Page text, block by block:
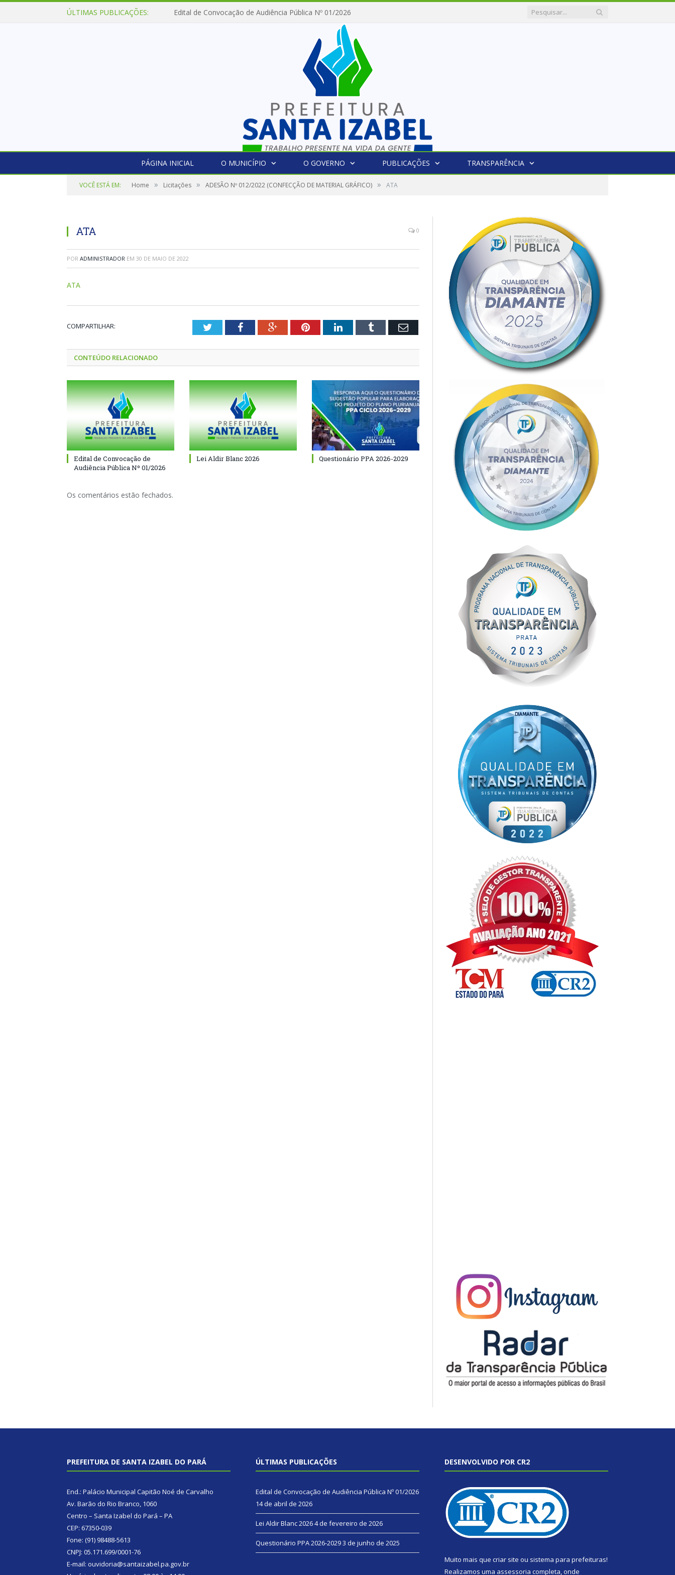
ÚLTIMAS PUBLICAÇÕES: Edital de Convocação de Audiência Pública Nº 01/2026
PÁGINA INICIAL O MUNICÍPIO O GOVERNO PUBLICAÇÕES TRANSPARÊNCIA
VOCÊ ESTÁ EM: Home » Licitações » ADESÃO Nº 012/2022 (CONFECÇÃO DE MATERIAL GRÁFICO) » ATA
ATA 0
POR ADMINISTRADOR EM 30 DE MAIO DE 2022
ATA
COMPARTILHAR: TwitterFacebookGoogle+PinterestLinkedInTumblr Email
CONTEÚDO RELACIONADO
Edital de Convocação de
Audiência Pública Nº 01/2026
Lei Aldir Blanc 2026 Questionário PPA 2026-2029
Os comentários estão fechados.
PREFEITURA DE SANTA IZABEL DO PARÁ
End.: Palácio Municipal Capitão Noé de Carvalho
Av. Barão do Rio Branco, 1060
Centro – Santa Izabel do Pará – PA
CEP: 67350-039
Fone: (91) 98488-5613
CNPJ: 05.171.699/0001-76
E-mail: ouvidoria@santaizabel.pa.gov.br
ÚLTIMAS PUBLICAÇÕES
Edital de Convocação de Audiência Pública Nº 01/2026
14 de abril de 2026
Lei Aldir Blanc 20264 de fevereiro de 2026
Questionário PPA 2026-20293 de junho de 2025
DESENVOLVIDO POR CR2
Muito mais que criar site ou sistema para prefeituras!
Realizamos uma assessoria completa, onde